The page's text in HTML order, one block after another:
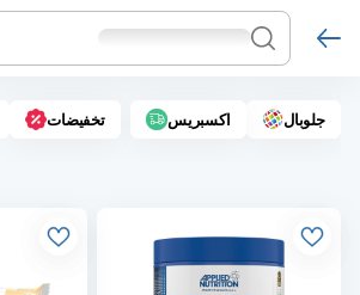
جلوبال اكسبريس تخفيضات